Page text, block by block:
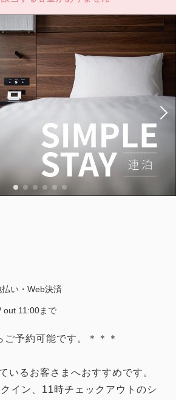
払い・Web決済
out 11:00まで
ご予約可能です。＊＊＊
いるお客さまへおすすめです。
イン、11時チェックアウトのシ